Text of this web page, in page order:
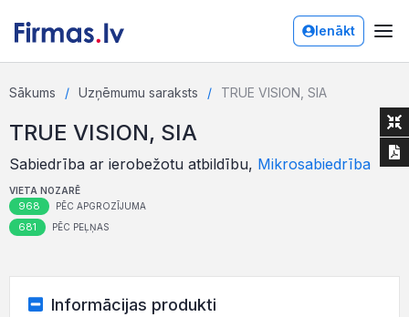
Ienākt
Sākums Uzņēmumu saraksts TRUE VISION, SIA
TRUE VISION, SIA
Sabiedrība ar ierobežotu atbildību, Mikrosabiedrība
VIETA NOZARĒ
968 PĒC APGROZĪJUMA
681 PĒC PEĻŅAS
Informācijas produkti